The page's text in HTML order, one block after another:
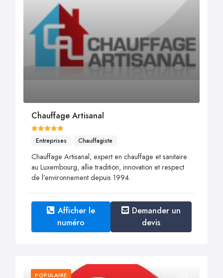
Chauffage Artisanal
Entreprises Chauffagiste
Chauffage Artisanal, expert en chauffage et sanitaire
au Luxembourg, allie tradition, innovation et respect
de l’environnement depuis 1994.
Afficher le
numéro
Demander un
devis
POPULAIRE